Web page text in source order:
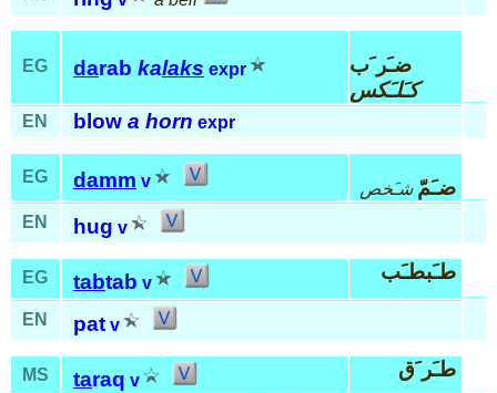
EG darab kalaks expr
ضـَر َب
كـَلـَكس
EN blow a horn expr
EG damm v ضـَمّ شـَخص
EN
hug v
EG tabtab v طـَبطـَب
EN pat v
MS taraq v طـَر َق